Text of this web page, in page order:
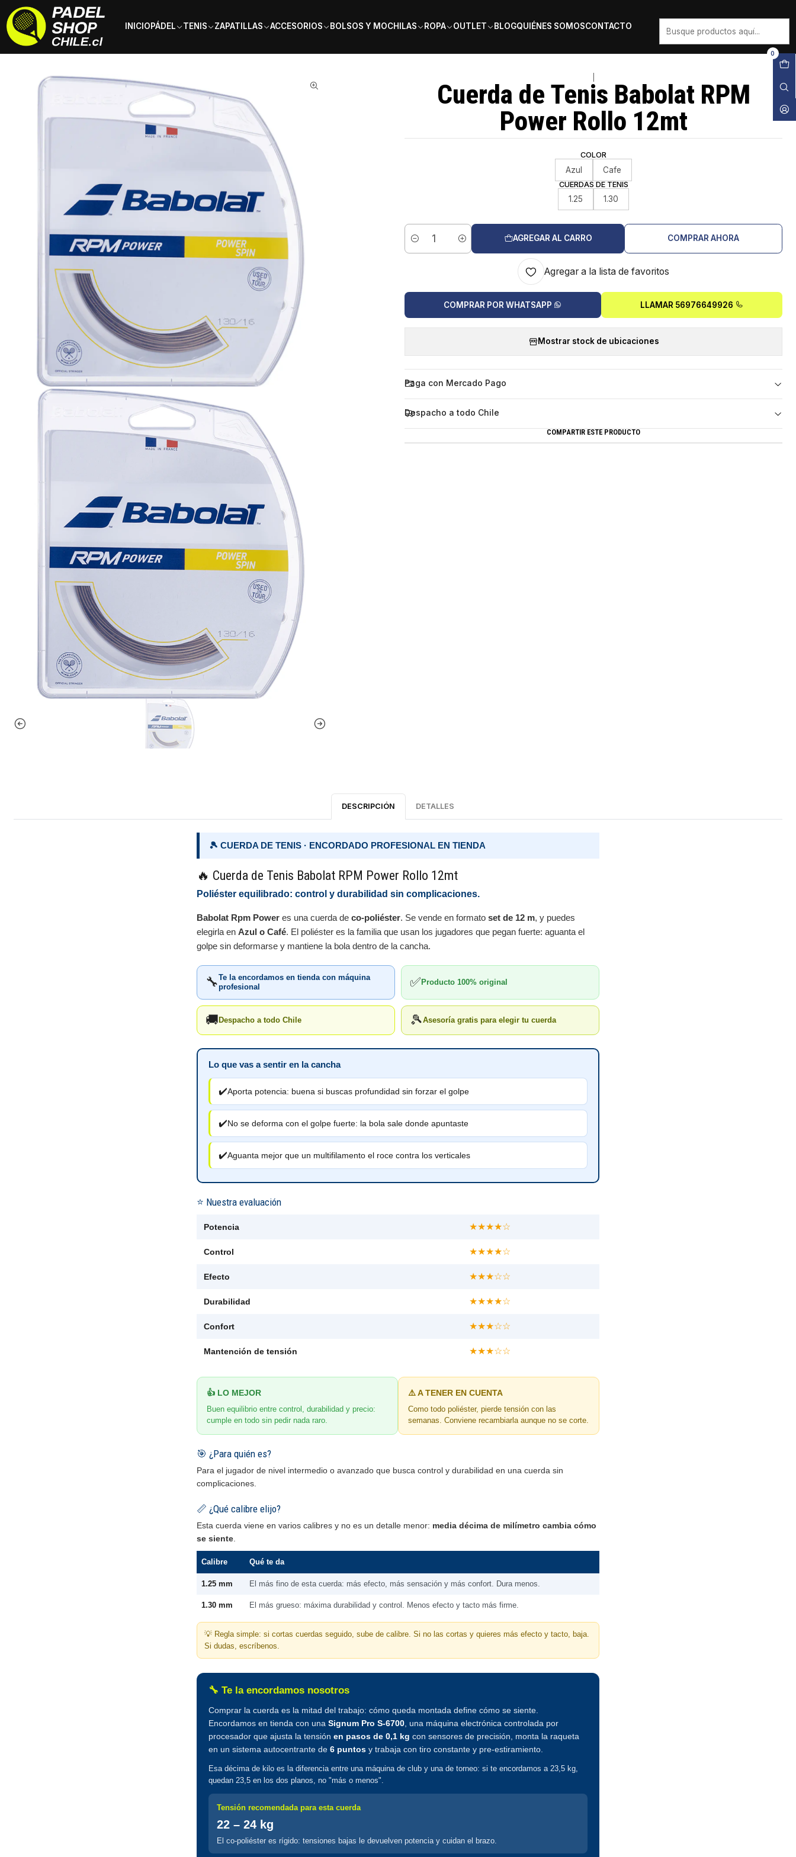
INICIOPÁDEL TENIS ZAPATILLAS ACCESORIOS BOLSOS Y MOCHILAS ROPA OUTLET BLOGQUIÉNES SOMOSCONTACTO
0
Inicio Marcas Babolat
Cuerda de Tenis Babolat RPM
Power Rollo 12mt
COLOR
Azul Cafe
CUERDAS DE TENIS
1.25 1.30
Cantidad
AGREGAR AL CARRO COMPRAR AHORA
Agregar a la lista de favoritos
COMPRAR POR WHATSAPP LLAMAR 56976649926
Mostrar stock de ubicaciones
Paga con Mercado Pago
Despacho a todo Chile
COMPARTIR ESTE PRODUCTO
DESCRIPCIÓN DETALLES
🎾 CUERDA DE TENIS · ENCORDADO PROFESIONAL EN TIENDA
🔥 Cuerda de Tenis Babolat RPM Power Rollo 12mt
Poliéster equilibrado: control y durabilidad sin complicaciones.
Babolat Rpm Power es una cuerda de co-poliéster. Se vende en formato set de 12 m, y puedes
elegirla en Azul o Café. El poliéster es la familia que usan los jugadores que pegan fuerte: aguanta el
golpe sin deformarse y mantiene la bola dentro de la cancha.
🔧Te la encordamos en tienda con máquina
profesional
✅ Producto 100% original
🚚 Despacho a todo Chile 🎾Asesoría gratis para elegir tu cuerda
Lo que vas a sentir en la cancha
✔️Aporta potencia: buena si buscas profundidad sin forzar el golpe
✔️No se deforma con el golpe fuerte: la bola sale donde apuntaste
✔️Aguanta mejor que un multifilamento el roce contra los verticales
⭐ Nuestra evaluación
Potencia ★★★★☆
Control ★★★★☆
Efecto ★★★☆☆
Durabilidad ★★★★☆
Confort ★★★☆☆
Mantención de tensión ★★★☆☆
👍 LO MEJOR
Buen equilibrio entre control, durabilidad y precio:
cumple en todo sin pedir nada raro.
⚠️ A TENER EN CUENTA
Como todo poliéster, pierde tensión con las
semanas. Conviene recambiarla aunque no se corte.
🎯 ¿Para quién es?
Para el jugador de nivel intermedio o avanzado que busca control y durabilidad en una cuerda sin
complicaciones.
📏 ¿Qué calibre elijo?
Esta cuerda viene en varios calibres y no es un detalle menor: media décima de milímetro cambia cómo
se siente
Calibre Qué te da
1.25 mm El más fino de esta cuerda: más efecto, más sensación y más confort. Dura menos.
1.30 mm El más grueso: máxima durabilidad y control. Menos efecto y tacto más firme.
💡 Regla simple: si cortas cuerdas seguido, sube de calibre. Si no las cortas y quieres más efecto y tacto, baja.
Si dudas, escríbenos.
🔧 Te la encordamos nosotros
Comprar la cuerda es la mitad del trabajo: cómo queda montada define cómo se siente.
Encordamos en tienda con una Signum Pro S-6700 , una máquina electrónica controlada por
procesador que ajusta la tensión en pasos de 0,1 kg con sensores de precisión, monta la raqueta
en un sistema autocentrante de 6 puntos y trabaja con tiro constante y pre-estiramiento.
Esa décima de kilo es la diferencia entre una máquina de club y una de torneo: si te encordamos a 23,5 kg,
quedan 23,5 en los dos planos, no "más o menos".
Tensión recomendada para esta cuerda
22 – 24 kg
El co-poliéster es rígido: tensiones bajas le devuelven potencia y cuidan el brazo.